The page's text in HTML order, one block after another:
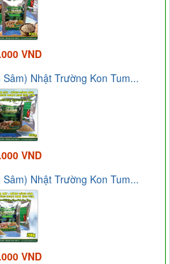
VND
Nhật Trường Kon Tum...
VND
Nhật Trường Kon Tum...
VND